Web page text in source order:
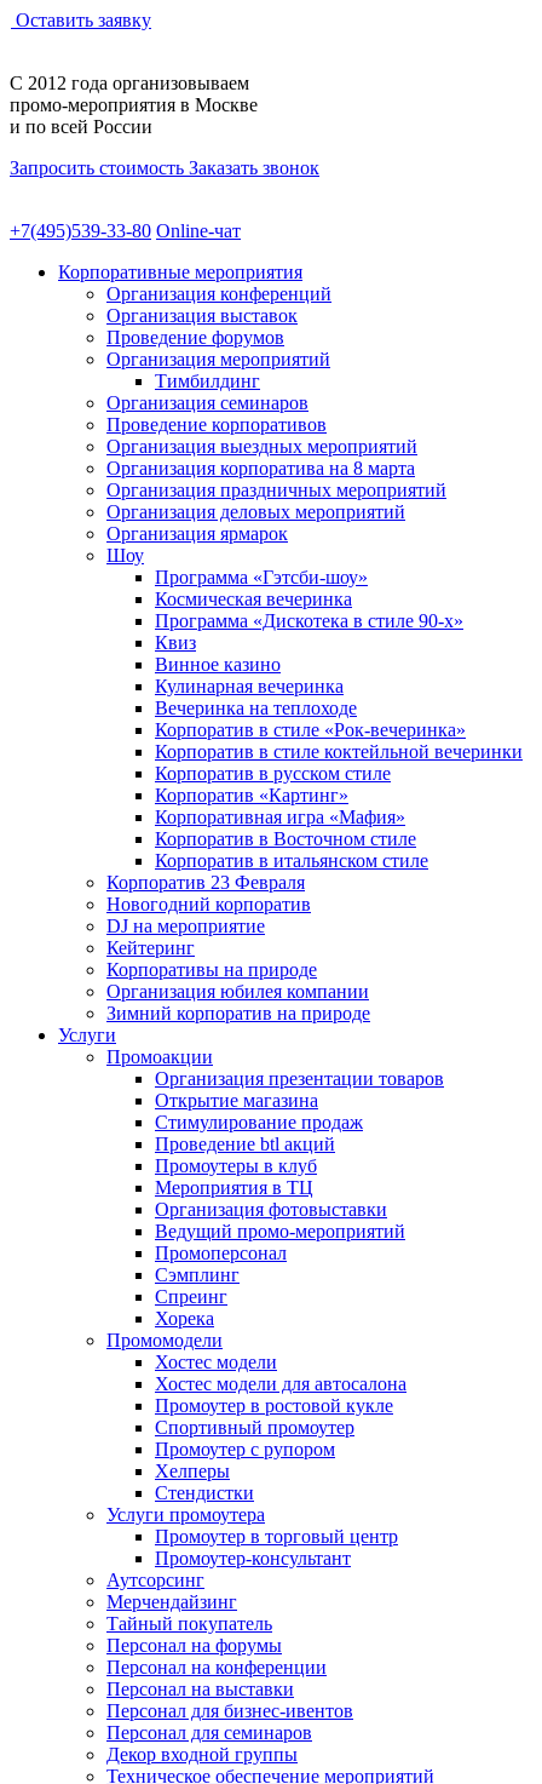
Оставить заявку
С 2012 года организовываем
промо-мероприятия в Москве
и по всей России
Запросить стоимость Заказать звонок
+7(495)539-33-80 Online-чат
Корпоративные мероприятия
Организация конференций
Организация выставок
Проведение форумов
Организация мероприятий
Тимбилдинг
Организация семинаров
Проведение корпоративов
Организация выездных мероприятий
Организация корпоратива на 8 марта
Организация праздничных мероприятий
Организация деловых мероприятий
Организация ярмарок
Шоу
Программа «Гэтсби-шоу»
Космическая вечеринка
Программа «Дискотека в стиле 90-х»
Квиз
Винное казино
Кулинарная вечеринка
Вечеринка на теплоходе
Корпоратив в стиле «Рок-вечеринка»
Корпоратив в стиле коктейльной вечеринки
Корпоратив в русском стиле
Корпоратив «Картинг»
Корпоративная игра «Мафия»
Корпоратив в Восточном стиле
Корпоратив в итальянском стиле
Корпоратив 23 Февраля
Новогодний корпоратив
DJ на мероприятие
Кейтеринг
Корпоративы на природе
Организация юбилея компании
Зимний корпоратив на природе
Услуги
Промоакции
Организация презентации товаров
Открытие магазина
Стимулирование продаж
Проведение btl акций
Промоутеры в клуб
Мероприятия в ТЦ
Организация фотовыставки
Ведущий промо-мероприятий
Промоперсонал
Сэмплинг
Спреинг
Хорека
Промомодели
Хостес модели
Хостес модели для автосалона
Промоутер в ростовой кукле
Спортивный промоутер
Промоутер с рупором
Хелперы
Стендистки
Услуги промоутера
Промоутер в торговый центр
Промоутер-консультант
Аутсорсинг
Мерчендайзинг
Тайный покупатель
Персонал на форумы
Персонал на конференции
Персонал на выставки
Персонал для бизнес-ивентов
Персонал для семинаров
Декор входной группы
Техническое обеспечение мероприятий